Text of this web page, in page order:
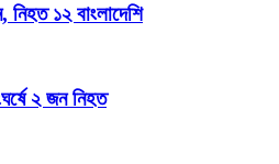
১২ বাংলাদেশি
২ জন নিহত